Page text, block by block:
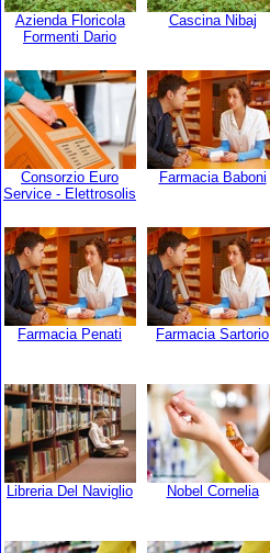
Azienda Floricola
Formenti Dario
Cascina Nibaj
Consorzio Euro
Service - Elettrosolis
Farmacia Baboni
Farmacia Penati Farmacia Sartorio
Libreria Del Naviglio Nobel Cornelia